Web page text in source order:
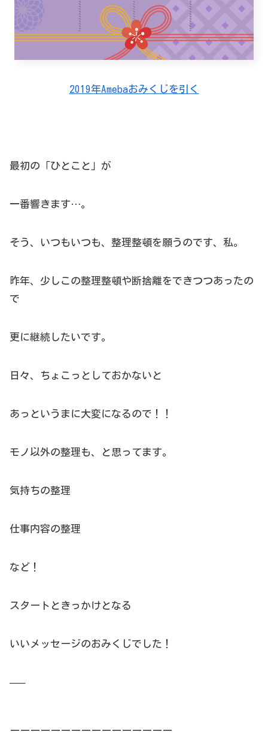
2019年Amebaおみくじを引く
最初の「ひとこと」が
一番響きます…。
そう、いつもいつも、整理整頓を願うのです、私。
昨年、少しこの整理整頓や断捨離をできつつあったの
で
更に継続したいです。
日々、ちょこっとしておかないと
あっというまに大変になるので！！
モノ以外の整理も、と思ってます。
気持ちの整理
仕事内容の整理
など！
スタートときっかけとなる
いいメッセージのおみくじでした！
—–
ーーーーーーーーーーーーーーーー